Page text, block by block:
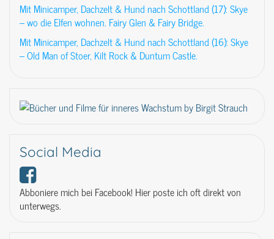
Mit Minicamper, Dachzelt & Hund nach Schottland (17): Skye
– wo die Elfen wohnen. Fairy Glen & Fairy Bridge.
Mit Minicamper, Dachzelt & Hund nach Schottland (16): Skye
– Old Man of Stoer, Kilt Rock & Duntum Castle.
Social Media
Abboniere mich bei Facebook! Hier poste ich oft direkt von
unterwegs.